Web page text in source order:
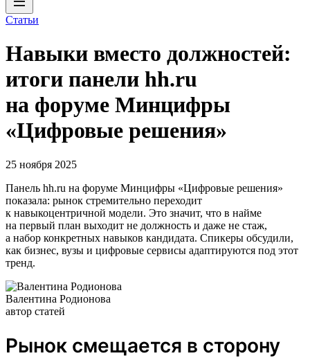
Статьи
Навыки вместо должностей:
итоги панели hh.ru
на форуме Минцифры
«Цифровые решения»
25 ноября 2025
Панель hh.ru на форуме Минцифры «Цифровые решения»
показала: рынок стремительно переходит
к навыкоцентричной модели. Это значит, что в найме
на первый план выходит не должность и даже не стаж,
а набор конкретных навыков кандидата. Спикеры обсудили,
как бизнес, вузы и цифровые сервисы адаптируются под этот
тренд.
Валентина Родионова
автор статей
Рынок смещается в сторону